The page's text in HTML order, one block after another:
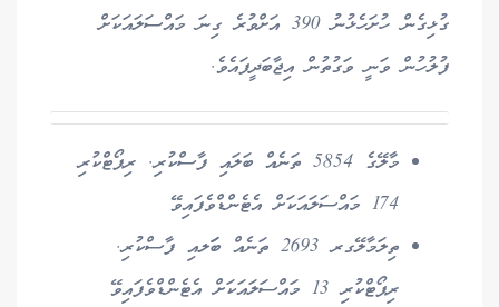
ގުޅިގެން ހުށަހެޅުނު 390 އަށްވުރެ ގިނަ މައްސަލައަކަށް
ފުލުހުން ވަނީ ވަގުތުން އިޖާބަދީފައެވެ.
މާލޭގެ 5854 ތަނެއް ބަލައި ފާސްކުރި. ރިޕޯޓްކުރި
174 މައްސަލައަކަށް އެޓެންޑްވެފައިވޭ
ތިލަމާލޭގރ 2693 ތަނެއް ބަަލއި ފާސްކުރި.
ރިޕޯޓްކުރި 13 މައްސަލައަކަށް އެޓެންޑްވެފައިވޭ